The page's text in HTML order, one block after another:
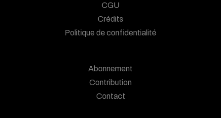
CGU
Crédits
Politique de confidentialité
Abonnement
Contribution
Contact